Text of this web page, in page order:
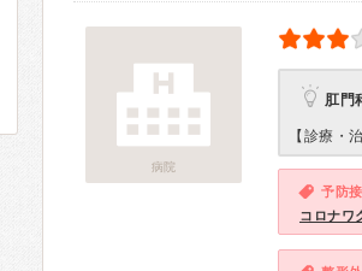
病院
肛門
【診療・
予防
コロナワ